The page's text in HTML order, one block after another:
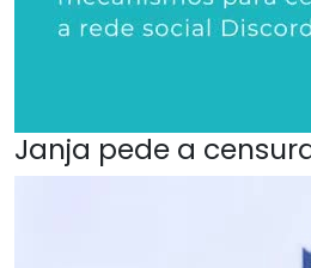
Janja pede a